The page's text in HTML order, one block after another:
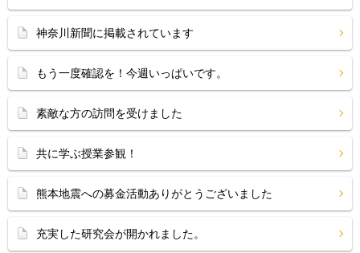
神奈川新聞に掲載されています
もう一度確認を！今週いっぱいです。
素敵な方の訪問を受けました
共に学ぶ授業参観！
熊本地震への募金活動ありがとうございました
充実した研究会が開かれました。